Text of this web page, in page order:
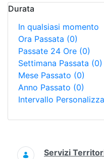
Durata
In qualsiasi momento
Ora Passata (0)
Passate 24 Ore (0)
Settimana Passata (0)
Mese Passato (0)
Anno Passato (0)
Intervallo
Ricerca
Servizi